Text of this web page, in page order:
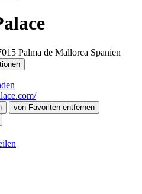
Palma de Mallorca Spanien
von Favoriten entfernen